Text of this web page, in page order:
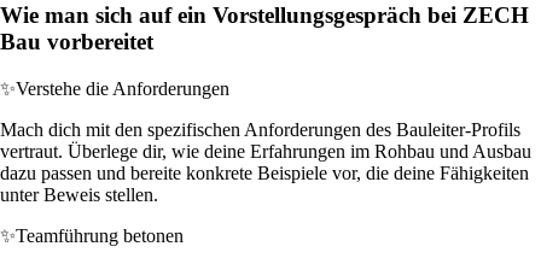
Wie man sich auf ein Vorstellungsgespräch bei ZECH
Bau vorbereitet
✨Verstehe die Anforderungen
Mach dich mit den spezifischen Anforderungen des Bauleiter-Profils
vertraut. Überlege dir, wie deine Erfahrungen im Rohbau und Ausbau
dazu passen und bereite konkrete Beispiele vor, die deine Fähigkeiten
unter Beweis stellen.
✨Teamführung betonen